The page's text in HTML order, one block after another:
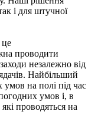
і для штучної
це
проводити
незалежно від
Найбільший
умов на полі під час
умов і, в
проводяться на